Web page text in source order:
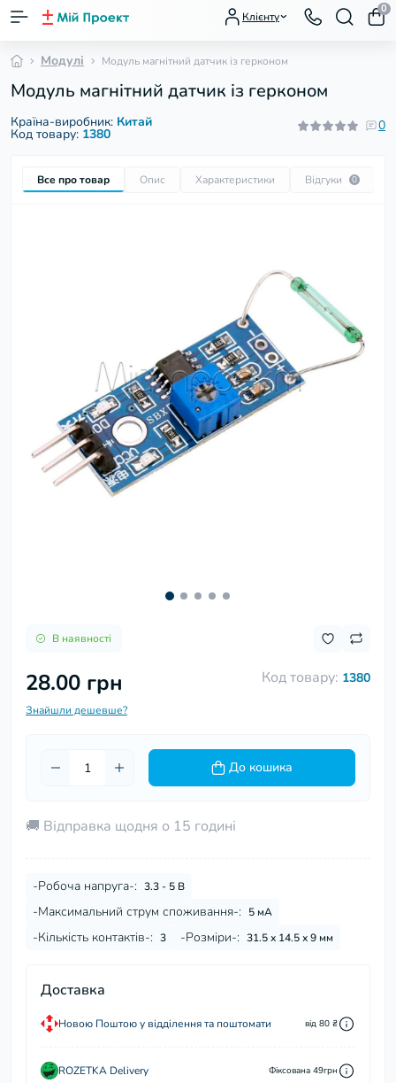
Клієнту
0
Модулі Модуль магнітний датчик із герконом
Модуль магнітний датчик із герконом
Країна-виробник: Китай
Код товару: 1380
0
Все про товар Опис Характеристики Відгуки 0
В наявності
Код товару: 1380
28.00 грн
Знайшли дешевше?
До кошика
🚚 Відправка щодня о 15 годині
-Робоча напруга-: 3.3 - 5 В
-Максимальний струм споживання-: 5 мА
-Кількість контактів-: 3 -Розміри-: 31.5 х 14.5 х 9 мм
Доставка
Новою Поштою у відділення та поштомати від 80 ₴
ROZETKA Delivery Фіксована 49грн